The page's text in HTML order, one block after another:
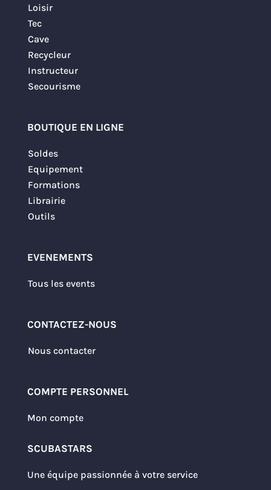
Loisir
Tec
Cave
Recycleur
Instructeur
Secourisme
BOUTIQUE EN LIGNE
Soldes
Equipement
Formations
Librairie
Outils
EVENEMENTS
Tous les events
CONTACTEZ-NOUS
Nous contacter
COMPTE PERSONNEL
Mon compte
SCUBASTARS
Une équipe passionnée à votre service